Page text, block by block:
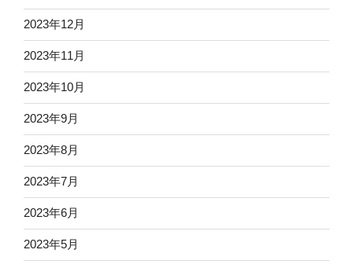
2023年12月
2023年11月
2023年10月
2023年9月
2023年8月
2023年7月
2023年6月
2023年5月